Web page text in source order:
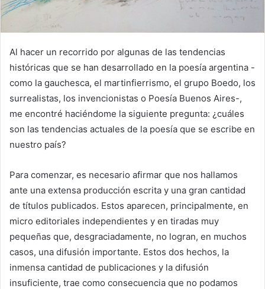
Al hacer un recorrido por algunas de las tendencias
históricas que se han desarrollado en la poesía argentina -
como la gauchesca, el martinfierrismo, el grupo Boedo, los
surrealistas, los invencionistas o Poesía Buenos Aires-,
me encontré haciéndome la siguiente pregunta: ¿cuáles
son las tendencias actuales de la poesía que se escribe en
nuestro país?
Para comenzar, es necesario afirmar que nos hallamos
ante una extensa producción escrita y una gran cantidad
de títulos publicados. Estos aparecen, principalmente, en
micro editoriales independientes y en tiradas muy
pequeñas que, desgraciadamente, no logran, en muchos
casos, una difusión importante. Estos dos hechos, la
inmensa cantidad de publicaciones y la difusión
insuficiente, trae como consecuencia que no podamos